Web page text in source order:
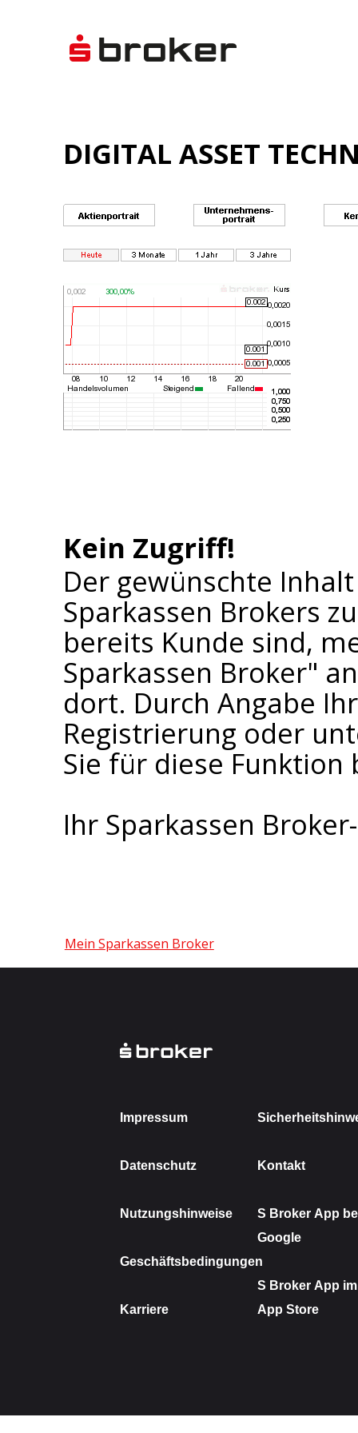
DIGITAL ASSET
Kein Zugriff!
Der gewünschte
Sparkassen Brokers
bereits Kunde sind,
Sparkassen Broker"
dort. Durch Angabe
Registrierung oder
Sie für diese Funktion
Ihr Sparkassen
Mein Sparkassen Broker